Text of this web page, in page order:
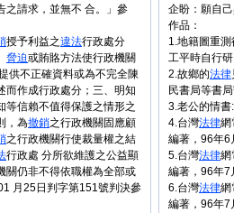
之請求，並無不 合。」參
授予利益之違法行政處分
脅迫或賄賂方法使行政機關
供不正確資料或為不完全陳
而作成行政處分；三、明知
等信賴不值得保護之情形之
，為撤銷之行政機關固應顧
之行政機關行使裁量權之結
行政處 分所欲維護之公益顯
關仍非不得依職權為全部或
月25日判字第151號判決參
企盼：願自
作品：
1.地籍圖重
工平時自行
2.故鄉的法律
民書局等書
3.老公的情
4.台灣法律網
編著，96年6
5.台灣法律網
編著，96年7
6.台灣法律網
編著，96年7